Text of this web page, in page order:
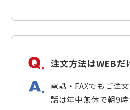
注文方法はWEBだ
電話・FAXでもご注
話は年中無休で朝9